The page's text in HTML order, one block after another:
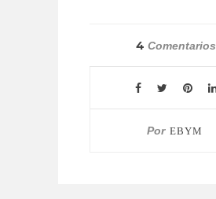
4 Comentarios
Por EBYM